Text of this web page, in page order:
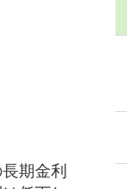
期金利